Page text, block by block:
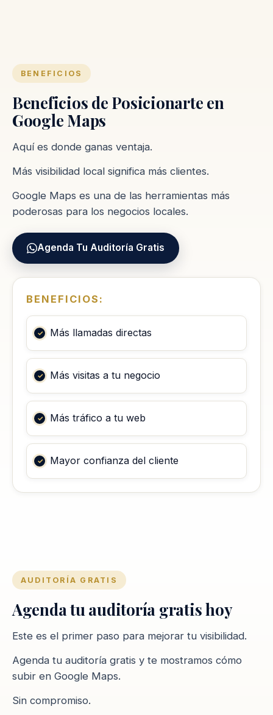
BENEFICIOS
Beneficios de Posicionarte en
Google Maps
Aquí es donde ganas ventaja.
Más visibilidad local significa más clientes.
Google Maps es una de las herramientas más
poderosas para los negocios locales.
Agenda Tu Auditoría Gratis
BENEFICIOS:
Más llamadas directas
Más visitas a tu negocio
Más tráfico a tu web
Mayor confianza del cliente
AUDITORÍA GRATIS
Agenda tu auditoría gratis hoy
Este es el primer paso para mejorar tu visibilidad.
Agenda tu auditoría gratis y te mostramos cómo
subir en Google Maps.
Sin compromiso.